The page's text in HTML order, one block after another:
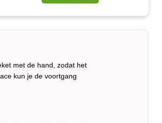
met de hand, zodat het
kun je de voortgang